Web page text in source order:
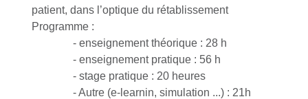
patient, dans l’optique du rétablissement
Programme :
- enseignement théorique : 28 h
- enseignement pratique : 56 h
- stage pratique : 20 heures
- Autre (e-learnin, simulation ...) : 21h